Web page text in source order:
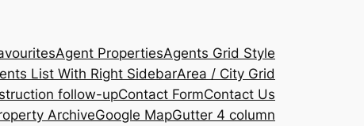
Agent PropertiesAgents Grid Style
List With Right SidebarArea / City Grid
follow-upContact FormContact Us
ArchiveGoogle MapGutter 4 column